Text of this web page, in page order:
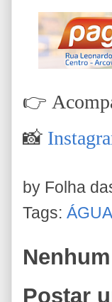
👉
📸
by Folha
Tags:
Postar